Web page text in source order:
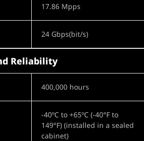
17.86 Mpps
24 Gbps(bit/s)
Reliability
400,000 hours
-40ºC to +65ºC (-40°F to
149°F) (installed in a sealed
cabinet)